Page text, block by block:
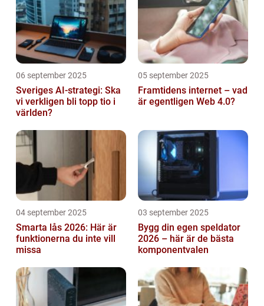
06 september 2025
Sveriges AI-strategi: Ska
vi verkligen bli topp tio i
världen?
05 september 2025
Framtidens internet – vad
är egentligen Web 4.0?
04 september 2025
Smarta lås 2026: Här är
funktionerna du inte vill
missa
03 september 2025
Bygg din egen speldator
2026 – här är de bästa
komponentvalen